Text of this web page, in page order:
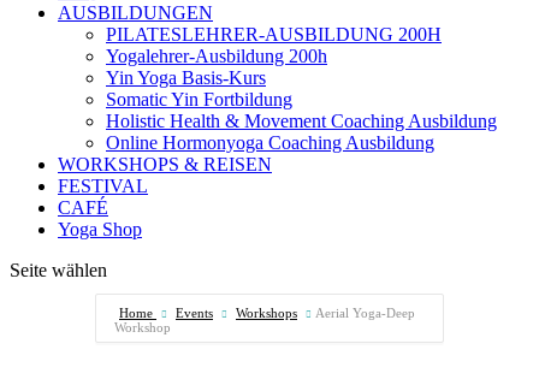
AUSBILDUNGEN
PILATESLEHRER-AUSBILDUNG 200H
Yogalehrer-Ausbildung 200h
Yin Yoga Basis-Kurs
Somatic Yin Fortbildung
Holistic Health & Movement Coaching Ausbildung
Online Hormonyoga Coaching Ausbildung
WORKSHOPS & REISEN
FESTIVAL
CAFÉ
Yoga Shop
Seite wählen
Home Events Workshops
Aerial Yoga-Deep
Workshop